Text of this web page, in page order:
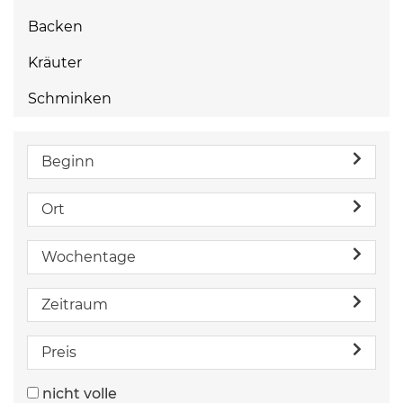
Backen
Kräuter
Schminken
Beginn
Ort
Wochentage
Zeitraum
Preis
nicht volle